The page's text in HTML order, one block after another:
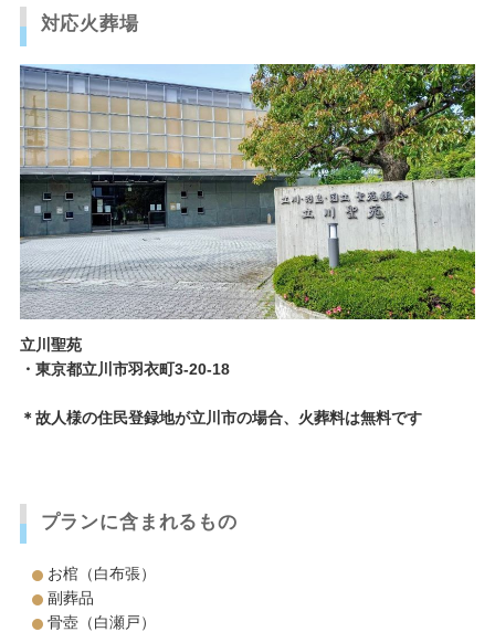
対応火葬場
立川聖苑
・東京都立川市羽衣町3-20-18
＊故人様の住民登録地が立川市の場合、火葬料は無料です
プランに含まれるもの
お棺（白布張）
副葬品
骨壺（白瀬戸）